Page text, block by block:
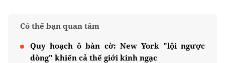
Có thể bạn quan tâm
Quy hoạch ô bàn cờ: New York "lội ngược
dòng" khiến cả thế giới kinh ngạc